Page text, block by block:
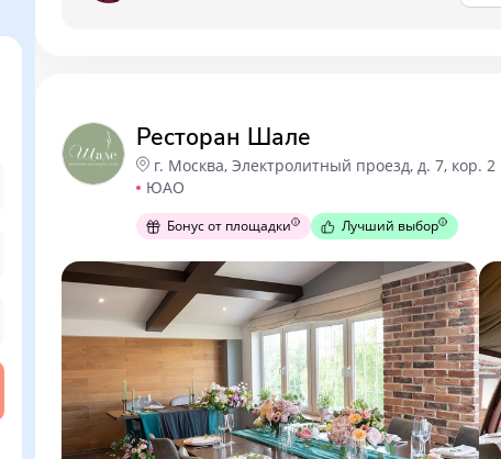
Ресторан Шале
г. Москва, Электролитный проезд, д. 7, кор. 2
ЮАО
Бонус от площадки Лучший выбор